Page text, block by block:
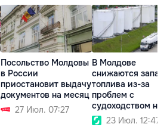
Посольство Молдовы
в России
приостановит выдачу
документов на месяц
27 Июл. 07:27
В Молдове
снижаются
топлива из-за
проблем с
судоходством на
Дунае23 Июл. 12:47